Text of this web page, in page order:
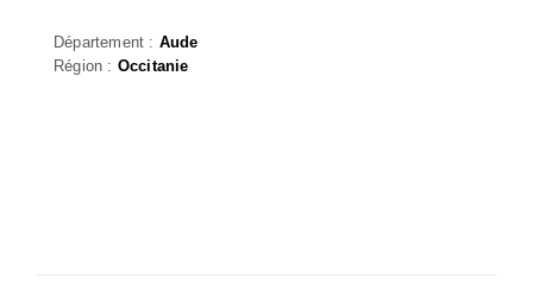
Département : Aude
Région : Occitanie